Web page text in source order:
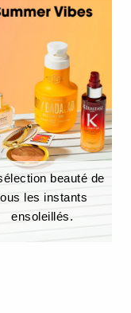
beauté de
les instants
ensoleillés.